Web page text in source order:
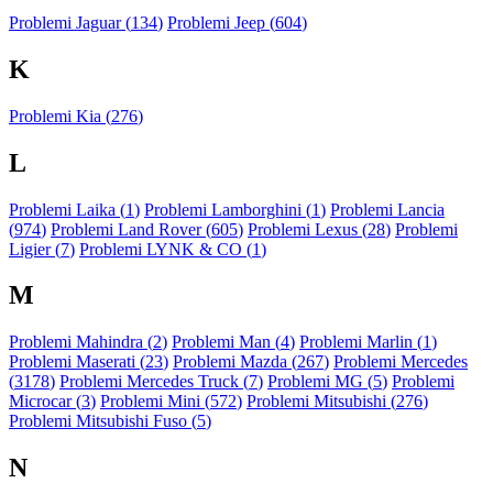
Problemi Jaguar (134) Problemi Jeep (604)
K
Problemi Kia (276)
L
Problemi Laika (1) Problemi Lamborghini (1) Problemi Lancia
(974) Problemi Land Rover (605) Problemi Lexus (28) Problemi
Ligier (7) Problemi LYNK & CO (1)
M
Problemi Mahindra (2) Problemi Man (4) Problemi Marlin (1)
Problemi Maserati (23) Problemi Mazda (267) Problemi Mercedes
(3178) Problemi Mercedes Truck (7) Problemi MG (5) Problemi
Microcar (3) Problemi Mini (572) Problemi Mitsubishi (276)
Problemi Mitsubishi Fuso (5)
N